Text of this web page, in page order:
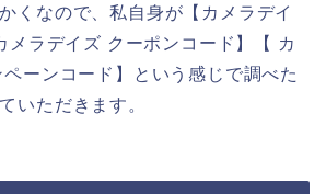
くなので、私自身が【カメラデイ
メラデイズ クーポンコード】【 カ
ーンコード】という感じで調べた
いただきます。